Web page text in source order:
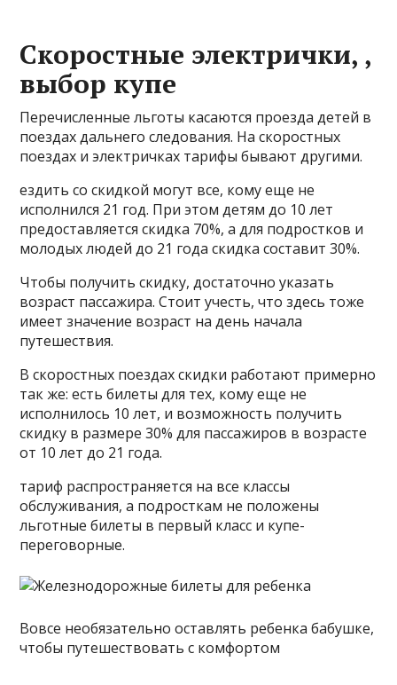
Скоростные электрички, ,
выбор купе
Перечисленные льготы касаются проезда детей в
поездах дальнего следования. На скоростных
поездах и электричках тарифы бывают другими.
ездить со скидкой могут все, кому еще не
исполнился 21 год. При этом детям до 10 лет
предоставляется скидка 70%, а для подростков и
молодых людей до 21 года скидка составит 30%.
Чтобы получить скидку, достаточно указать
возраст пассажира. Стоит учесть, что здесь тоже
имеет значение возраст на день начала
путешествия.
В скоростных поездах скидки работают примерно
так же: есть билеты для тех, кому еще не
исполнилось 10 лет, и возможность получить
скидку в размере 30% для пассажиров в возрасте
от 10 лет до 21 года.
тариф распространяется на все классы
обслуживания, а подросткам не положены
льготные билеты в первый класс и купе-
переговорные.
Вовсе необязательно оставлять ребенка бабушке,
чтобы путешествовать с комфортом